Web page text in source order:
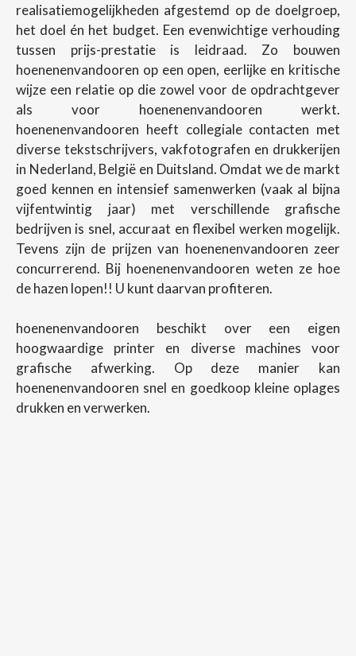
realisatiemogelijkheden afgestemd op de doelgroep,
het doel én het budget. Een evenwichtige verhouding
tussen prijs-prestatie is leidraad. Zo bouwen
hoenenenvandooren op een open, eerlijke en kritische
wijze een relatie op die zowel voor de opdrachtgever
als voor hoenenenvandooren werkt.
hoenenenvandooren heeft collegiale contacten met
diverse tekstschrijvers, vakfotografen en drukkerijen
in Nederland, België en Duitsland. Omdat we de markt
goed kennen en intensief samenwerken (vaak al bijna
vijfentwintig jaar) met verschillende grafische
bedrijven is snel, accuraat en flexibel werken mogelijk.
Tevens zijn de prijzen van hoenenenvandooren zeer
concurrerend. Bij hoenenenvandooren weten ze hoe
de hazen lopen!! U kunt daarvan profiteren.
hoenenenvandooren beschikt over een eigen
hoogwaardige printer en diverse machines voor
grafische afwerking. Op deze manier kan
hoenenenvandooren snel en goedkoop kleine oplages
drukken en verwerken.